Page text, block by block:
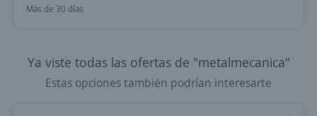
Más de 30 días
Ya viste todas las ofertas de "metalmecanica"
Estas opciones también podrían interesarte